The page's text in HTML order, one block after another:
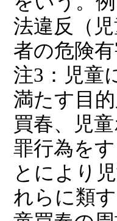
法違反（
者の危険
注3：児童
満たす目
買春、児
罪行為を
とにより
れらに類